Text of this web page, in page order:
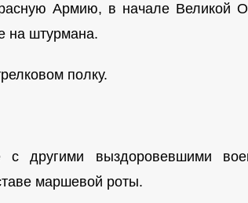
Армию, в начале Великой
на штурмана.
полку.
с другими выздоровевшими
маршевой роты.